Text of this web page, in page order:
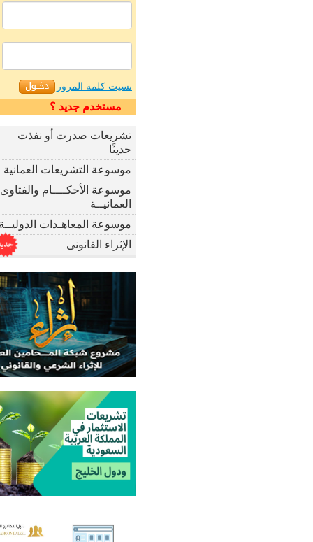
نسيت كلمة المرور
مستخدم جديد ؟
تشريعات صدرت أو نفذت
حديثًا
موسوعة التشريعات العمانية
موسوعة الأحكــــام والفتاوى
العمانيــة
موسوعة المعاهـدات الدوليــة
الإثراء القانونى